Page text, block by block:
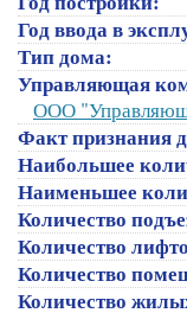
Год ввода в
Тип дома:
Управляющая
ООО
Факт признания
Наибольшее
Наименьшее
Количество
Количество
Количество
Количество